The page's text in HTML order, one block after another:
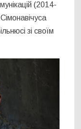
(2014-
зі своїм